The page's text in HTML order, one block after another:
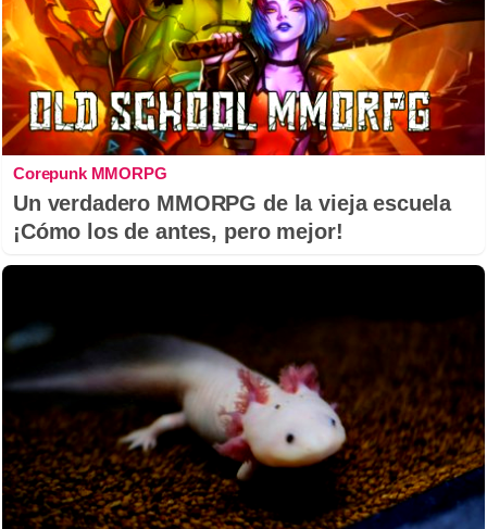
Corepunk MMORPG
Un verdadero MMORPG de la vieja escuela
¡Cómo los de antes, pero mejor!